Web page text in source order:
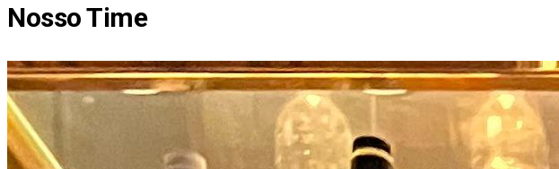
Nosso Time